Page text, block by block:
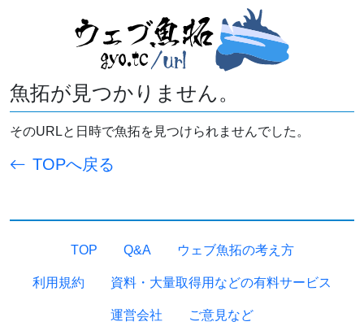
魚拓が見つかりません。
そのURLと日時で魚拓を見つけられませんでした。
TOPへ戻る
TOP Q&A ウェブ魚拓の考え方
利用規約 資料・大量取得用などの有料サービス
運営会社 ご意見など